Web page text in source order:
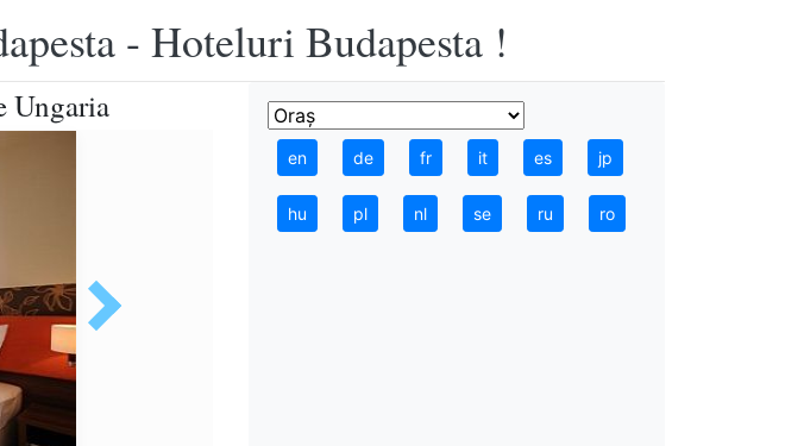
- Hoteluri Budapesta !
Ungaria
en de fr it es jp
hu pl nl se ru ro